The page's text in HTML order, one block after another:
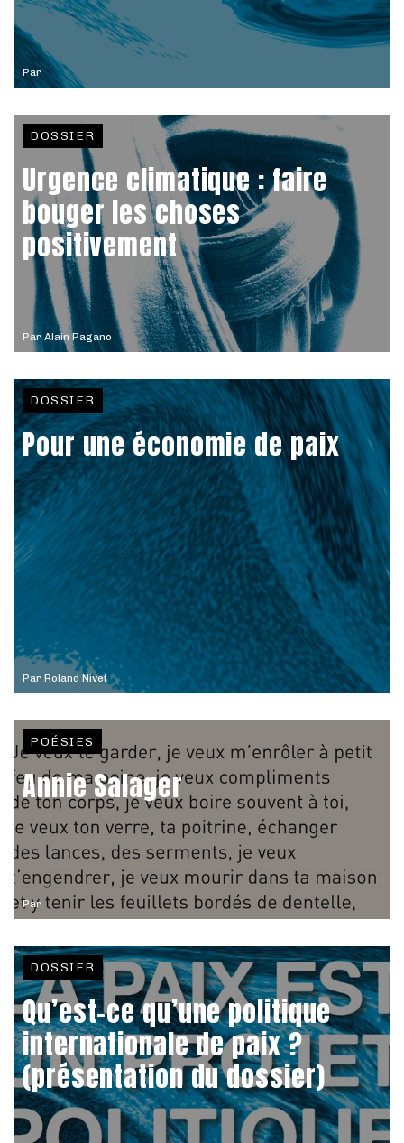
Par
Par Alain Pagano
DOSSIER
Urgence climatique : faire
bouger les choses
positivement
Par Roland Nivet
DOSSIER
Pour une économie de paix
Par
POÉSIES
Annie Salager
DOSSIER
Qu’est-ce qu’une politique
internationale de paix ?
(présentation du dossier)